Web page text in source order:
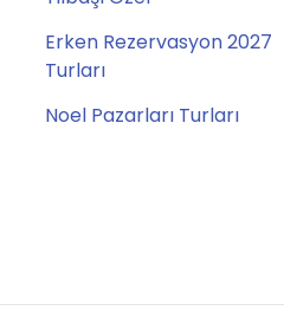
Erken Rezervasyon 2027
Turları
Noel Pazarları Turları